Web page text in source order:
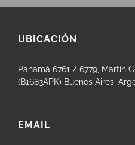
UBICACIÓN
Panamá 6761 / 6779, Martín
(B1683APK) Buenos Aires,
EMAIL